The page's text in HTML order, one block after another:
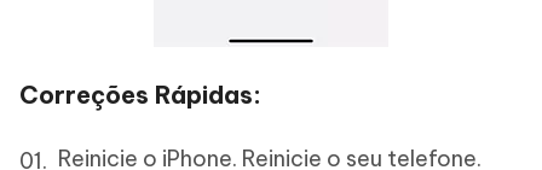
Correções Rápidas:
Reinicie o iPhone. Reinicie o seu telefone.